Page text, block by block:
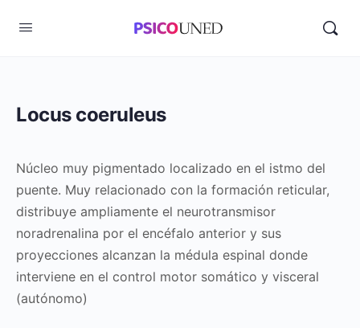
Locus coeruleus
Núcleo muy pigmentado localizado en el istmo del
puente. Muy relacionado con la formación reticular,
distribuye ampliamente el neurotransmisor
noradrenalina por el encéfalo anterior y sus
proyecciones alcanzan la médula espinal donde
interviene en el control motor somático y visceral
(autónomo)